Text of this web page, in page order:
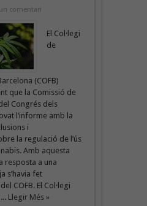
comentari
El Col·legi
de
(COFB)
que la Comissió de
Congrés dels
l’informe amb la
i
la regulació de l’ús
Amb aquesta
resposta a una
s’havia fet
COFB. El Col·legi
Llegir Més »